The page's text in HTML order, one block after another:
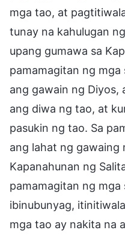
mga tao, at
tunay na kahulugan
upang gumawa sa
pamamagitan ng mga
ang gawain ng Diyos,
ang diwa ng tao, at
pasukin ng tao. Sa
ang lahat ng gawaing
Kapanahunan ng
pamamagitan ng
ibinubunyag,
mga tao ay nakita na